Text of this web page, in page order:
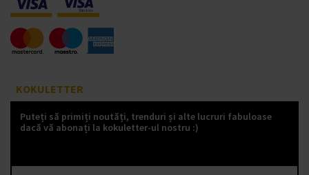
KOKULETTER
Puteți să primiți noutăți, trenduri și alte lucruri fabuloase
dacă vă abonați la kokuletter-ul nostru :)